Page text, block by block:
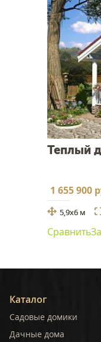
Теплый
1 655 900
5,9x6 м
Сравнить
Каталог
Садовые домики
Дачные дома